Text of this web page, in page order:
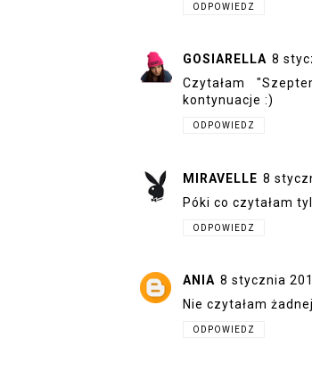
ODPOWIEDZ
GOSIARELLA 8
Czytałam
kontynuacje :)
ODPOWIEDZ
MIRAVELLE 8
Póki co czytałam
ODPOWIEDZ
ANIA 8 stycznia
Nie czytałam
ODPOWIEDZ